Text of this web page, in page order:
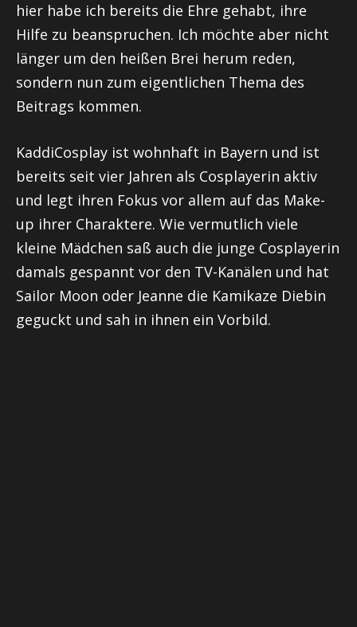
hier habe ich bereits die Ehre gehabt, ihre
Hilfe zu beanspruchen. Ich möchte aber nicht
länger um den heißen Brei herum reden,
sondern nun zum eigentlichen Thema des
Beitrags kommen.
KaddiCosplay ist wohnhaft in Bayern und ist
bereits seit vier Jahren als Cosplayerin aktiv
und legt ihren Fokus vor allem auf das Make-
up ihrer Charaktere. Wie vermutlich viele
kleine Mädchen saß auch die junge Cosplayerin
damals gespannt vor den TV-Kanälen und hat
Sailor Moon oder Jeanne die Kamikaze Diebin
geguckt und sah in ihnen ein Vorbild.